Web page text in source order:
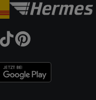
der Angebote.
verschiedenen Quellen.
Werbeleistung. Verwendung